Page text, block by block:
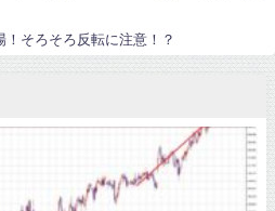
そろそろ反転に注意！？